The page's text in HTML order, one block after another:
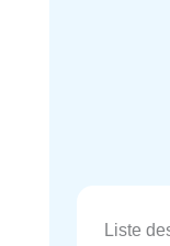
Liste